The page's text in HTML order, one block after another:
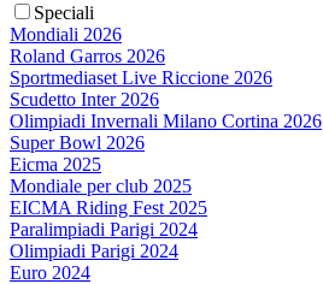
Speciali
Mondiali 2026
Roland Garros 2026
Sportmediaset Live Riccione 2026
Scudetto Inter 2026
Olimpiadi Invernali Milano Cortina 2026
Super Bowl 2026
Eicma 2025
Mondiale per club 2025
EICMA Riding Fest 2025
Paralimpiadi Parigi 2024
Olimpiadi Parigi 2024
Euro 2024